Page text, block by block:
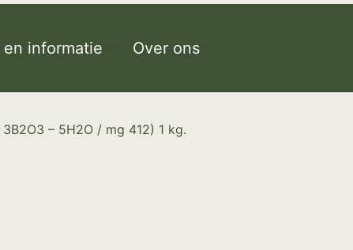
en informatie Over ons
– 5H2O / mg 412) 1 kg.